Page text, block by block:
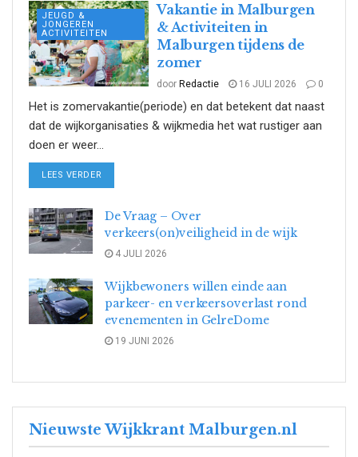
JEUGD &
JONGEREN
ACTIVITEITEN
Vakantie in Malburgen
& Activiteiten in
Malburgen tijdens de
zomer
door Redactie 16 JULI 2026 0
Het is zomervakantie(periode) en dat betekent dat naast
dat de wijkorganisaties & wijkmedia het wat rustiger aan
doen er weer...
LEES VERDER
De Vraag – Over
verkeers(on)veiligheid in de wijk
4 JULI 2026
Wijkbewoners willen einde aan
parkeer- en verkeersoverlast rond
evenementen in GelreDome
19 JUNI 2026
Nieuwste Wijkkrant Malburgen.nl